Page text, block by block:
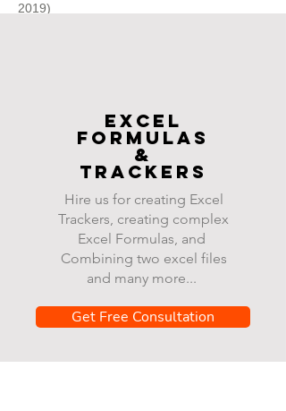
2019)
Excel
FOrmulas
&
Trackers
Hire us for creating Excel
Trackers, creating complex
Excel Formulas, and
Combining two excel files
and many more...
Get Free Consultation